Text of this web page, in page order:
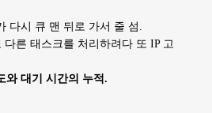
다시 큐 맨 뒤로 가서 줄 섬.
다른 태스크를 처리하려다 또 IP 고
와 대기 시간의 누적.